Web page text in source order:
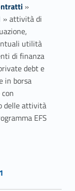
»
» attività di
utilità
di finanza
debt e
in borsa
delle attività
EFS